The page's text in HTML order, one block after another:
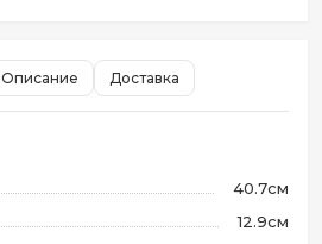
Описание Доставка
40.7см
12.9см